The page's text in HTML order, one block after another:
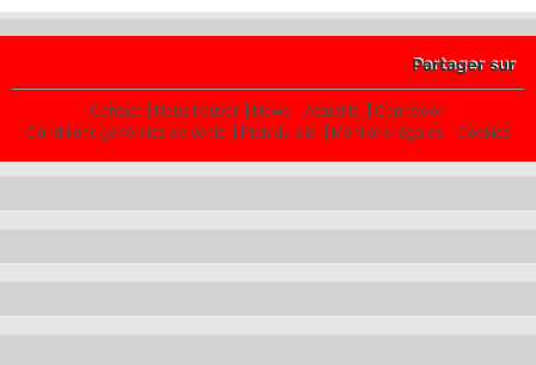
Partager sur
Contact Nous trouver News Actualité
Connexion
Conditions générales de vente
Plan du site Mentions légales Cookies